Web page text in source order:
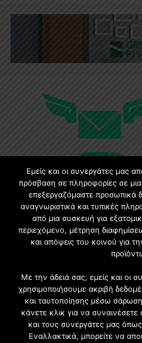
Εγγραφή στο Newsletter
Γίνετε μέλος της μεγαλύτερης
για αρχιτέκτονες, σχεδιαστές και
Εμείς και οι συνεργάτες μας
πρόσβαση σε πληροφορίες σε
επεξεργαζόμαστε προσωπικά
αναγνωριστικά και τυπικές
από μια συσκευή για
περιεχόμενο, μέτρηση
και απόψεις του κοινού για
Με την άδειά σας, εμείς και οι
χρησιμοποιήσουμε ακριβή
και ταυτοποίησης μέσω
κάνετε κλικ για να
και τους συνεργάτες μας
Εναλλακτικά, μπορείτε να